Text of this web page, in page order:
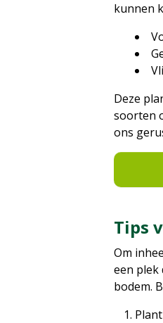
kunnen
Deze
soorten
ons
Tips
Om
een plek
bodem.